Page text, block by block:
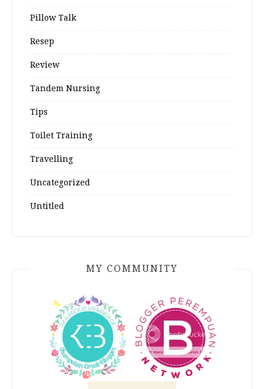
Pillow Talk
Resep
Review
Tandem Nursing
Tips
Toilet Training
Travelling
Uncategorized
Untitled
MY COMMUNITY